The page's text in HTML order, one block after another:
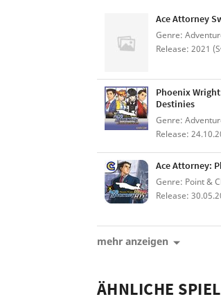
Ace Attorney
Genre:
Release: 2021
Phoenix
Destinies
Genre:
Release:
Ace Attorney:
Genre: Point &
Release:
mehr anzeigen
ÄHNLICHE